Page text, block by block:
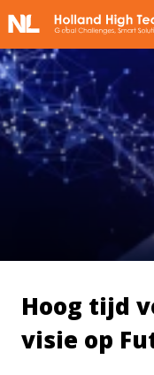
Hoog tijd
visie op